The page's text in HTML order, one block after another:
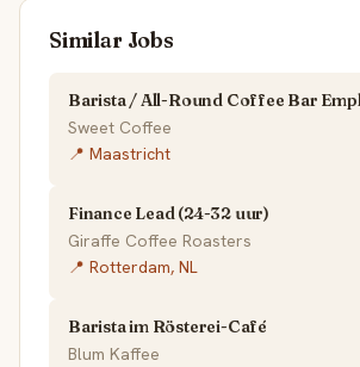
Similar Jobs
Barista / All-Round Coffee Bar
Sweet Coffee
📍 Maastricht
Finance Lead (24-32 uur)
Giraffe Coffee Roasters
📍 Rotterdam, NL
Barista im Rösterei-Café
Blum Kaffee